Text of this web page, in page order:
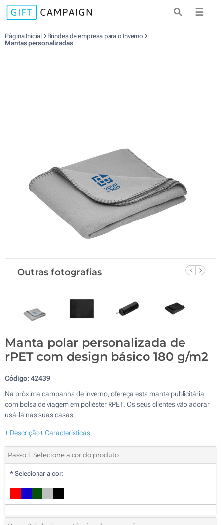
☰
Página Inicial
Brindes de empresa para o Inverno
Mantas personalizadas
Outras fotografias
Manta polar personalizada de
rPET com design básico 180 g/m2
Código:42439
Na próxima campanha de inverno, ofereça esta manta publicitária
com bolsa de viagem em poliéster RPET. Os seus clientes vão adorar
usá-la nas suas casas.
+ Descrição+ Características
Passo 1. Selecione a cor do produto
* Selecionar a cor: